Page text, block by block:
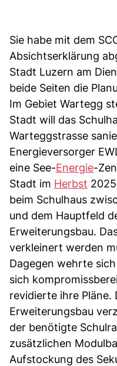
Sie habe mit dem
Absichtserklärung
Stadt Luzern am
beide Seiten die
Im Gebiet Wartegg
Stadt will das
Warteggstrasse
Energieversorger
eine See-Energie-
Stadt im Herbst
beim Schulhaus
und dem Hauptfeld
Erweiterungsbau.
verkleinert werden
Dagegen wehrte
sich
revidierte ihre Pläne.
Erweiterungsbau
der benötigte
zusätzlichen
Aufstockung des